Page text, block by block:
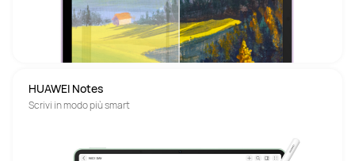
HUAWEI Notes
Scrivi in modo più smart